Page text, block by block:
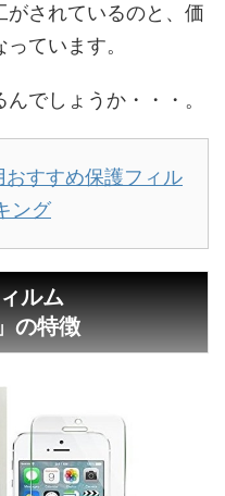
がされているのと、価
ています。
でしょうか・・・。
おすすめ保護フィル
ング
ルム
の特徴